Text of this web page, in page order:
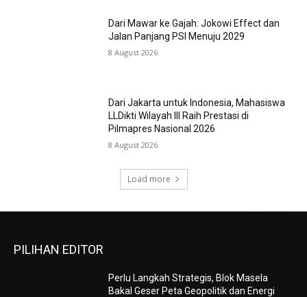
Dari Mawar ke Gajah: Jokowi Effect dan
Jalan Panjang PSI Menuju 2029
8 August 2026
Dari Jakarta untuk Indonesia, Mahasiswa
LLDikti Wilayah III Raih Prestasi di
Pilmapres Nasional 2026
8 August 2026
Load more
PILIHAN EDITOR
Perlu Langkah Strategis, ​Blok Masela
Bakal Geser Peta Geopolitik dan Energi